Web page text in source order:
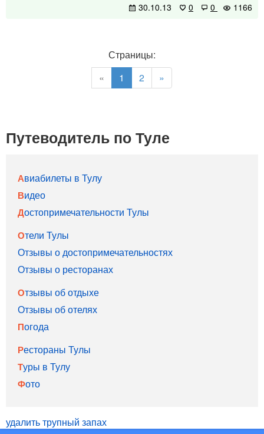
30.10.13
0 0 1166
Страницы:
«
1 2 »
Путеводитель по Туле
Авиабилеты в Тулу
Видео
Достопримечательности Тулы
Отели Тулы
Отзывы о достопримечательностях
Отзывы о ресторанах
Отзывы об отдыхе
Отзывы об отелях
Погода
Рестораны Тулы
Туры в Тулу
Фото
удалить трупный запах